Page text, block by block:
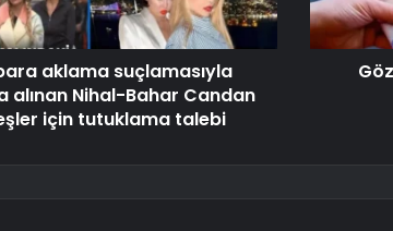
aklama suçlamasıyla
alınan Nihal-Bahar Candan
için tutuklama talebi